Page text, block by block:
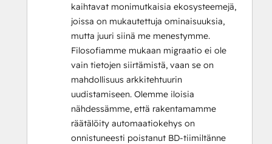
kaihtavat monimutkaisia ekosysteemejä,
joissa on mukautettuja ominaisuuksia,
mutta juuri siinä me menestymme.
Filosofiamme mukaan migraatio ei ole
vain tietojen siirtämistä, vaan se on
mahdollisuus arkkitehtuurin
uudistamiseen. Olemme iloisia
nähdessämme, että rakentamamme
räätälöity automaatiokehys on
onnistuneesti poistanut BD-tiimiltänne